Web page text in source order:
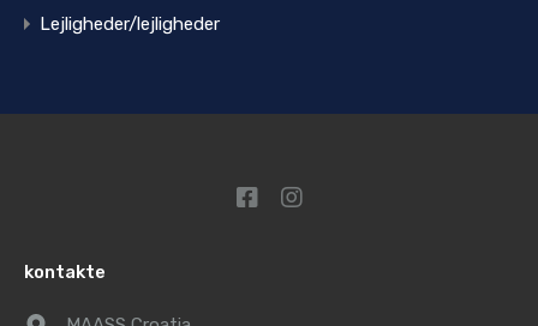
Lejligheder/lejligheder
kontakte